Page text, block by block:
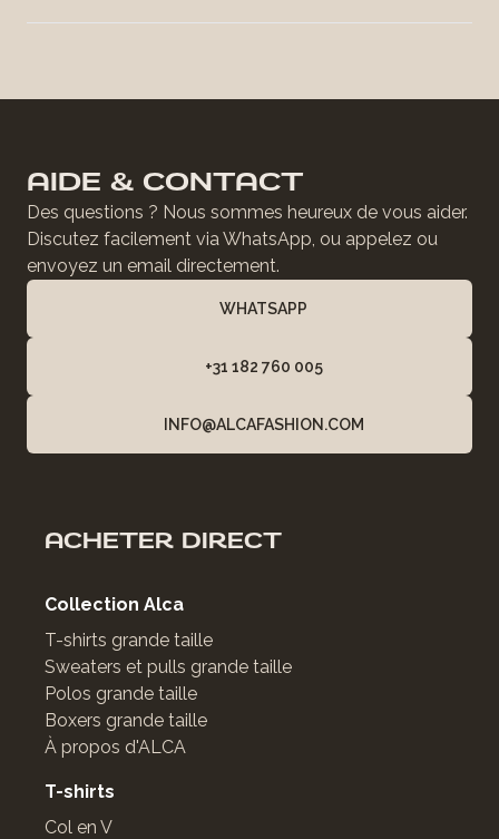
AIDE & CONTACT
Des questions ? Nous sommes heureux de vous aider.
Discutez facilement via WhatsApp, ou appelez ou
envoyez un email directement.
WHATSAPP
+31 182 760 005
INFO@ALCAFASHION.COM
ACHETER DIRECT
Collection Alca
T-shirts grande taille
Sweaters et pulls grande taille
Polos grande taille
Boxers grande taille
À propos d'ALCA
T-shirts
Col en V